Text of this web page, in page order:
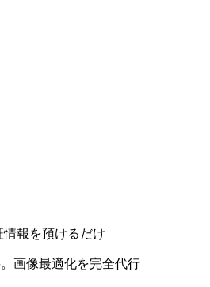
報を預けるだけ
画像最適化を完全代行